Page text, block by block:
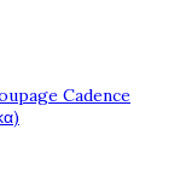
Cadence